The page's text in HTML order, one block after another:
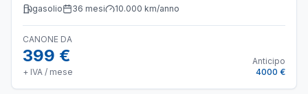
gasolio 36 mesi 10.000 km/anno
CANONE DA
399 €
+ IVA / mese
Anticipo
4000 €